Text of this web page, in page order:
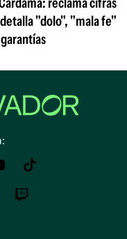
"dolo", "mala fe"